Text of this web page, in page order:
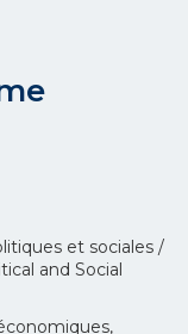
et sociales /
and Social